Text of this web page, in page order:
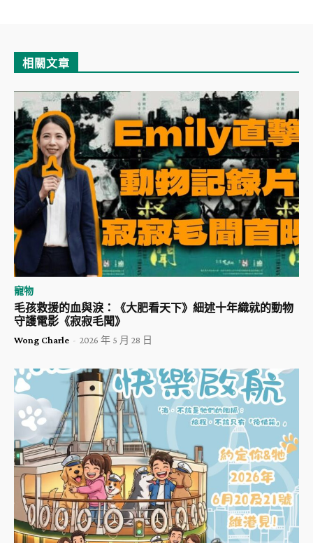
相關文章
寵物
毛孩救援的血與淚：《大肥看天下》細述十年織就的動物
守護電影《寂寂毛聞》
Wong Charle - 2026 年 5 月 28 日